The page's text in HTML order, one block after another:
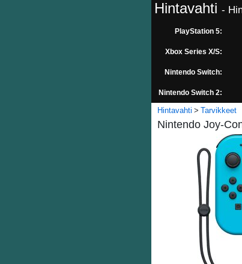
Hintavahti -
PlayStation 5:
Xbox Series X/S:
Nintendo Switch:
Nintendo Switch 2:
Hintavahti Tarvikkeet
Nintendo Joy-